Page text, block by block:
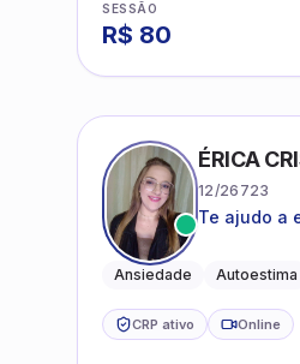
SESSÃO
R$ 80
ÉRICA
12/26723
Te ajudo a
lidar com
Ansiedade Autoestima
CRP ativo Online